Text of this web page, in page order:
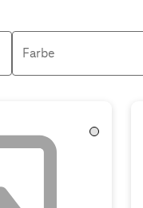
Farbe
Transparent